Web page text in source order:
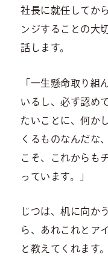
社長に就任してか
ンジすることの大
話します。
「一生懸命取り組
いるし、必ず認め
たいことに、何か
くるものなんだな
こそ、これからも
っています。」
じつは、机に向か
ら、あれこれとア
と教えてくれます